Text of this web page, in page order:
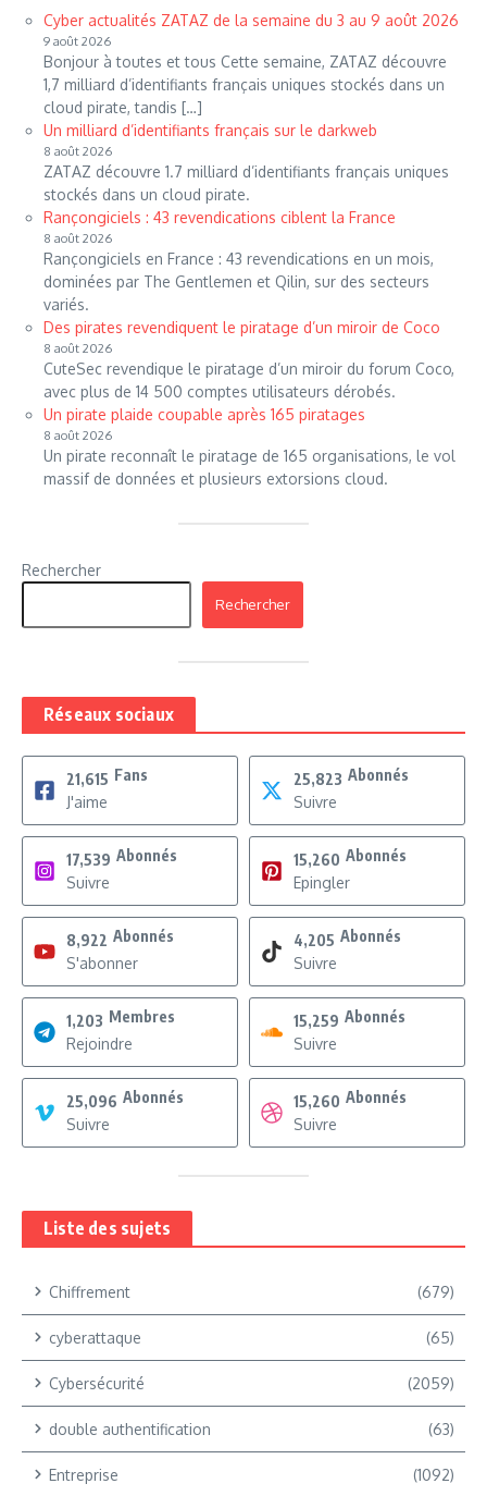
Cyber actualités ZATAZ de la semaine du 3 au 9 août 2026
9 août 2026
Bonjour à toutes et tous Cette semaine, ZATAZ découvre
1,7 milliard d’identifiants français uniques stockés dans un
cloud pirate, tandis […]
Un milliard d’identifiants français sur le darkweb
8 août 2026
ZATAZ découvre 1.7 milliard d’identifiants français uniques
stockés dans un cloud pirate.
Rançongiciels : 43 revendications ciblent la France
8 août 2026
Rançongiciels en France : 43 revendications en un mois,
dominées par The Gentlemen et Qilin, sur des secteurs
variés.
Des pirates revendiquent le piratage d’un miroir de Coco
8 août 2026
CuteSec revendique le piratage d’un miroir du forum Coco,
avec plus de 14 500 comptes utilisateurs dérobés.
Un pirate plaide coupable après 165 piratages
8 août 2026
Un pirate reconnaît le piratage de 165 organisations, le vol
massif de données et plusieurs extorsions cloud.
Rechercher
Rechercher
Réseaux sociaux
21,615 Fans
J'aime
25,823 Abonnés
Suivre
17,539 Abonnés
Suivre
15,260 Abonnés
Epingler
8,922 Abonnés
S'abonner
4,205 Abonnés
Suivre
1,203 Membres
Rejoindre
15,259 Abonnés
Suivre
25,096 Abonnés
Suivre
15,260 Abonnés
Suivre
Liste des sujets
Chiffrement (679)
cyberattaque (65)
Cybersécurité (2059)
double authentification (63)
Entreprise (1092)